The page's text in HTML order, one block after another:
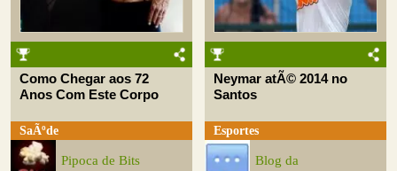
Como Chegar aos 72
Anos Com Este Corpo
SaÃºde
Pipoca de Bits
Neymar atÃ© 2014 no
Santos
Esportes
Blog da